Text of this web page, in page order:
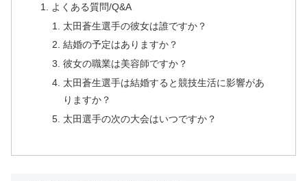
よくある質問/Q&A
太田蒼生選手の彼女は誰ですか？
結婚の予定はありますか？
彼女の職業は美容師ですか？
太田蒼生選手は結婚すると競技生活に影響があ
りますか？
太田選手の次の大会はいつですか？